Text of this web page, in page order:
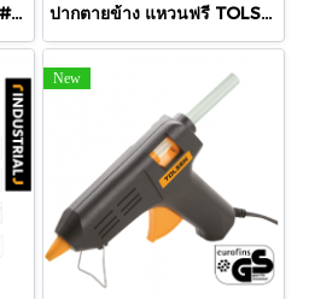
ปืนยิงกาว TOLSEN 3 IN 1 #43043 ปากตายข้าง แหวนฟรี TOLSEN CRV 19 mm.
New